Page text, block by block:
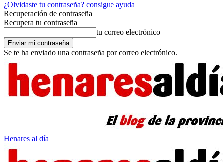
¿Olvidaste tu contraseña? consigue ayuda
Recuperación de contraseña
Recupera tu contraseña
tu correo electrónico
Se te ha enviado una contraseña por correo electrónico.
Henares al día